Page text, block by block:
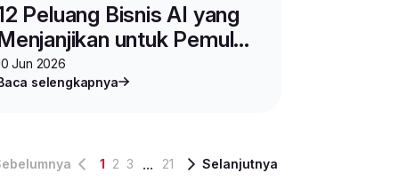
Peluang Bisnis AI yang
untuk Pemula,
Kecil dan Potensi
Jun 2026
selengkapnya
1 2 3 ... 21 Selanjutnya